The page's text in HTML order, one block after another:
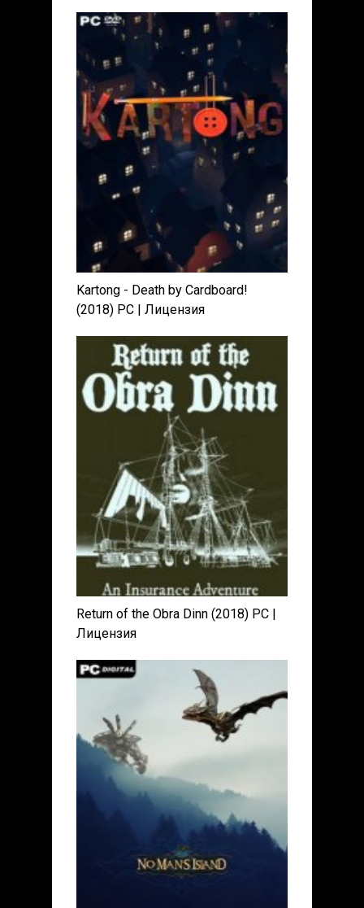
Kartong - Death by Cardboard!
(2018) PC | Лицензия
Return of the Obra Dinn (2018) PC |
Лицензия